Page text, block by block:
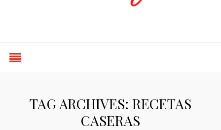
TAG ARCHIVES: RECETAS
CASERAS